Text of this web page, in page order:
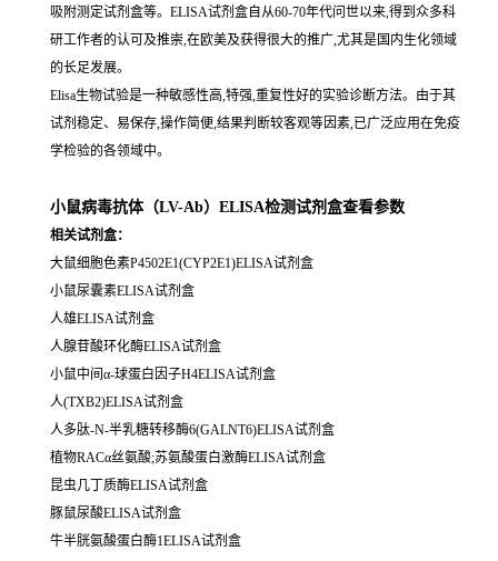
吸附测定试剂盒等。ELISA试剂盒自从60-70年代问世以来,得到众多科
研工作者的认可及推崇,在欧美及获得很大的推广,尤其是国内生化领域
的长足发展。
Elisa生物试验是一种敏感性高,特强,重复性好的实验诊断方法。由于其
试剂稳定、易保存,操作简便,结果判断较客观等因素,已广泛应用在免疫
学检验的各领域中。
小鼠病毒抗体（LV-Ab）ELISA检测试剂盒查看参数
相关试剂盒：
大鼠细胞色素P4502E1(CYP2E1)ELISA试剂盒
小鼠尿囊素ELISA试剂盒
人雄ELISA试剂盒
人腺苷酸环化酶ELISA试剂盒
小鼠中间α-球蛋白因子H4ELISA试剂盒
人(TXB2)ELISA试剂盒
人多肽-N-半乳糖转移酶6(GALNT6)ELISA试剂盒
植物RACα丝氨酸;苏氨酸蛋白激酶ELISA试剂盒
昆虫几丁质酶ELISA试剂盒
豚鼠尿酸ELISA试剂盒
牛半胱氨酸蛋白酶1ELISA试剂盒